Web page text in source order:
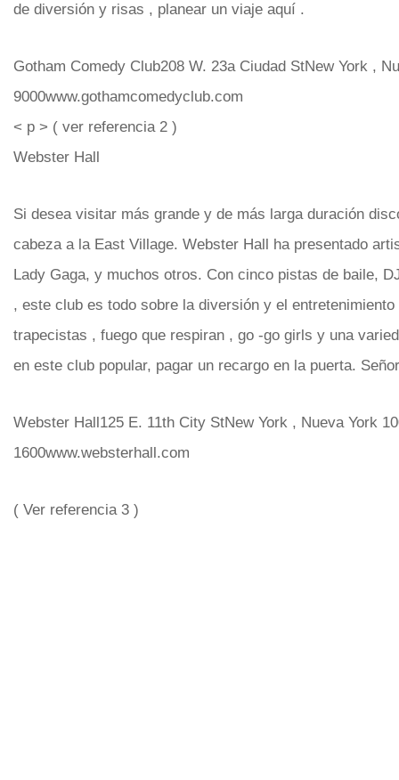
de diversión y risas , planear un viaje aquí .
Gotham Comedy Club208 W. 23a Ciudad StNew York ,
9000www.gothamcomedyclub.com
< p > ( ver referencia 2 )
Webster Hall
Si desea visitar más grande y de más larga duración
cabeza a la East Village. Webster Hall ha presentado
Lady Gaga, y muchos otros. Con cinco pistas de baile,
, este club es todo sobre la diversión y el
trapecistas , fuego que respiran , go -go girls y una
en este club popular, pagar un recargo en la puerta.
Webster Hall125 E. 11th City StNew York , Nueva York
1600www.websterhall.com
( Ver referencia 3 )